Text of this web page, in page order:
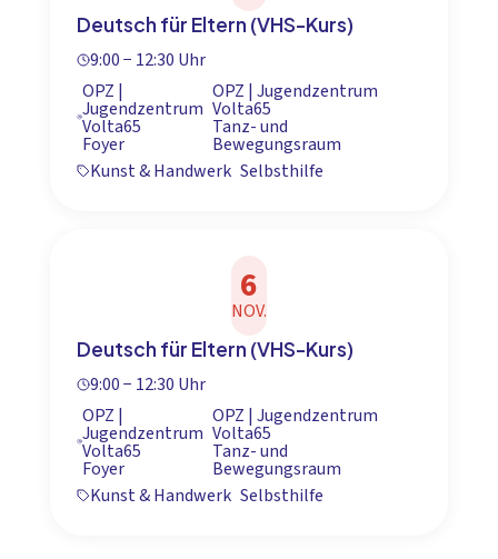
Deutsch für Eltern (VHS-Kurs)
9:00 − 12:30 Uhr
OPZ |
Jugendzentrum
Volta65
Foyer
OPZ | Jugendzentrum
Volta65
Tanz- und
Bewegungsraum
Kunst & Handwerk Selbsthilfe
6
NOV.
Deutsch für Eltern (VHS-Kurs)
9:00 − 12:30 Uhr
OPZ |
Jugendzentrum
Volta65
Foyer
OPZ | Jugendzentrum
Volta65
Tanz- und
Bewegungsraum
Kunst & Handwerk Selbsthilfe